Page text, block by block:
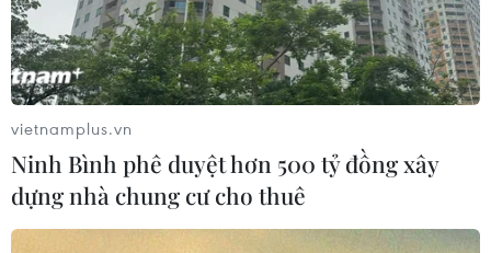
vietnamplus.vn
Ninh Bình phê duyệt hơn 500 tỷ đồng xây
dựng nhà chung cư cho thuê